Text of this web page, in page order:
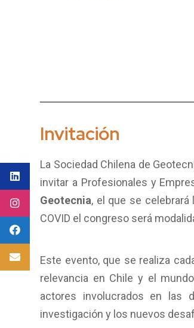
Invitación
La Sociedad Chilena de
invitar a Profesionales y
Geotecnia, el que se
COVID el congreso será
Este evento, que se realiza
relevancia en Chile y el
actores involucrados en las
investigación y los nuevos